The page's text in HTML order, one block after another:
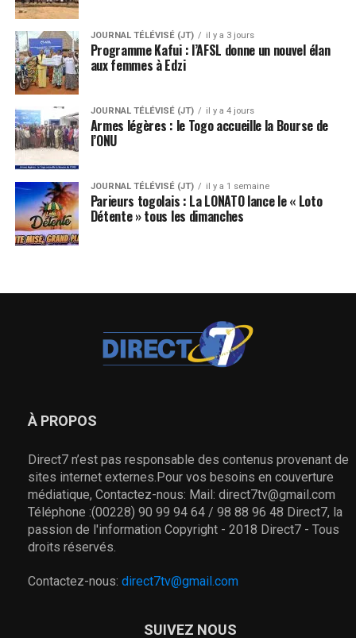
JOURNAL TÉLÉVISÉ (JT) il y a 3 jours
Programme Kafui : l’AFSL donne un nouvel élan
aux femmes à Edzi
JOURNAL TÉLÉVISÉ (JT) il y a 4 jours
Armes légères : le Togo accueille la Bourse de
l’ONU
JOURNAL TÉLÉVISÉ (JT) il y a 1 semaine
Parieurs togolais : La LONATO lance le « Loto
Détente » tous les dimanches
À PROPOS
Direct7 n’est pas responsable des contenus provenant de
sites internet externes.Pour vos besoins en couverture
médiatique, Contactez-nous: Mail: direct7tv@gmail.com
Téléphone :(00228) 90 99 94 64 / 98 88 96 48 Direct7, la
passion de l'information Copyright - 2018 Direct7 - Tous
droits réservés.
Contactez-nous: direct7tv@gmail.com
SUIVEZ NOUS